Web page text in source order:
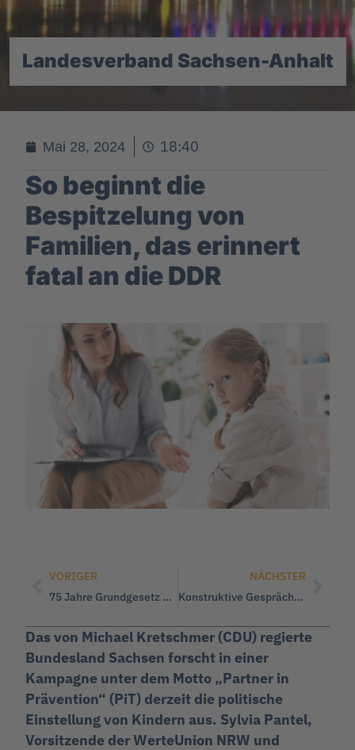
Landesverband Sachsen-Anhalt
Mai 28, 2024 18:40
So beginnt die
Bespitzelung von
Familien, das erinnert
fatal an die DDR
VORIGER
75 Jahre Grundgesetz – Hans-Georg Maaßen: „Die Regierenden setzen sich über Recht und Gesetz hinweg
NÄCHSTER
Konstruktive Gespräche mit Vertretern des Sozialwerk Vorpommern e.V. an Bord des Traditionsseglers im Museumshafen in Greifswald
Das von Michael Kretschmer (CDU) regierte
Bundesland Sachsen forscht in einer
Kampagne unter dem Motto „Partner in
Prävention“ (PiT) derzeit die politische
Einstellung von Kindern aus. Sylvia Pantel,
Vorsitzende der WerteUnion NRW und